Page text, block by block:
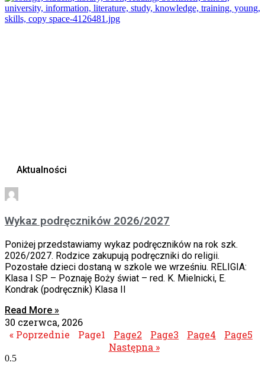
Aktualności
Wykaz podręczników 2026/2027
Poniżej przedstawiamy wykaz podręczników na rok szk.
2026/2027. Rodzice zakupują podręczniki do religii.
Pozostałe dzieci dostaną w szkole we wrześniu. RELIGIA:
Klasa I SP – Poznaję Boży świat – red. K. Mielnicki, E.
Kondrak (podręcznik) Klasa II
Read More »
30 czerwca, 2026
« Poprzednie
Page1 Page2 Page3 Page4 Page5
Następna »